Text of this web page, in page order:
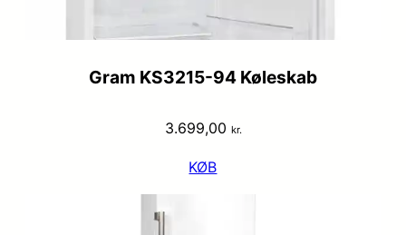
Gram KS3215-94 Køleskab
3.699,00 kr.
KØB